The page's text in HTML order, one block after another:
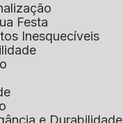
Festa
Inesquecíveis
e Durabilidade